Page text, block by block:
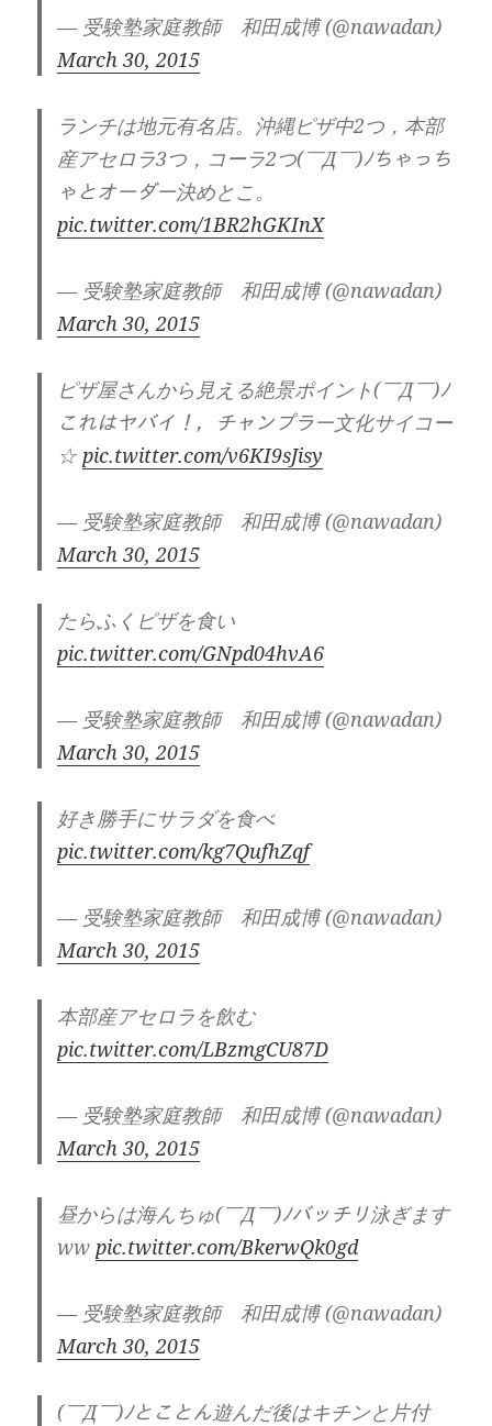
— 受験塾家庭教師 和田成博 (@nawadan)
March 30, 2015
ランチは地元有名店。沖縄ピザ中2つ，本部
産アセロラ3つ，コーラ2つ(￣Д￣)ﾉちゃっち
ゃとオーダー決めとこ。
pic.twitter.com/1BR2hGKInX
— 受験塾家庭教師 和田成博 (@nawadan)
March 30, 2015
ピザ屋さんから見える絶景ポイント(￣Д￣)ﾉ
これはヤバイ！，チャンプラー文化サイコー
☆pic.twitter.com/v6KI9sJisy
— 受験塾家庭教師 和田成博 (@nawadan)
March 30, 2015
たらふくピザを食い
pic.twitter.com/GNpd04hvA6
— 受験塾家庭教師 和田成博 (@nawadan)
March 30, 2015
好き勝手にサラダを食べ
pic.twitter.com/kg7QufhZqf
— 受験塾家庭教師 和田成博 (@nawadan)
March 30, 2015
本部産アセロラを飲む
pic.twitter.com/LBzmgCU87D
— 受験塾家庭教師 和田成博 (@nawadan)
March 30, 2015
昼からは海んちゅ(￣Д￣)ﾉバッチリ泳ぎます
wwpic.twitter.com/BkerwQk0gd
— 受験塾家庭教師 和田成博 (@nawadan)
March 30, 2015
(￣Д￣)ﾉとことん遊んだ後はキチンと片付